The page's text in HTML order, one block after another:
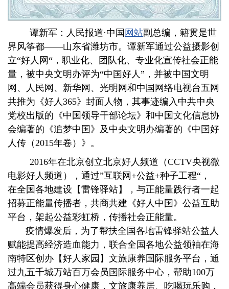
谭新军：人民报道·中国 网站副总编，籍贯是世
界风筝都——山东省潍坊市。谭新军通过公益摄影创
立“好人网“，职业化、团队化、专业化宣传社会正能
量，被中央文明办评为“中国好人”，并被中国文明
网、人民网、新华网、光明网和中国网络电视台五网
共推为《好人365》封面人物，其事迹编入中共中央
党校出版的《中国领导干部论坛》和中国文化信息协
会编著的《追梦中国》及中央文明办编著的《中国好
人传（2015年卷）》。
2016年在北京创立北京好人频道（CCTV央视微
电影好人频道），通过”互联网+公益+种子工程“，
在全国各地建设【雷锋驿站】，与正能量践行者一起
招募正能量传播者，共商共建《好人中国》公益互助
平台，架起公益彩虹桥，传播社会正能量。
疫情爆发后，为了帮扶全国各地雷锋驿站公益人
赋能提高经济造血能力，联合全国各地公益领袖在海
南特区创办【好人家园】文旅康养国际服务平台，通
过九五千城万站百万会员国际服务中心，帮助100万
高端会员获得身心健康，文旅康养居、吃喝玩乐购，